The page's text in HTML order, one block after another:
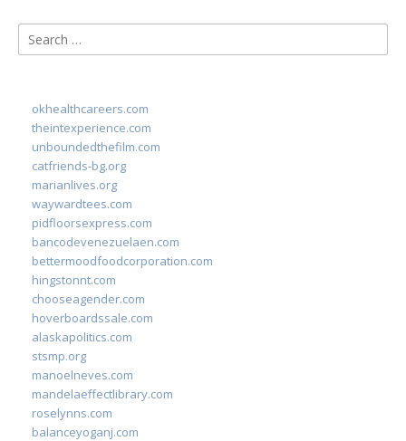
Search
for:
okhealthcareers.com
theintexperience.com
unboundedthefilm.com
catfriends-bg.org
marianlives.org
waywardtees.com
pidfloorsexpress.com
bancodevenezuelaen.com
bettermoodfoodcorporation.com
hingstonnt.com
chooseagender.com
hoverboardssale.com
alaskapolitics.com
stsmp.org
manoelneves.com
mandelaeffectlibrary.com
roselynns.com
balanceyoganj.com